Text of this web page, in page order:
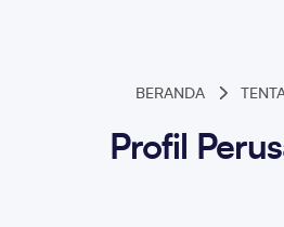
BERANDA
Profil